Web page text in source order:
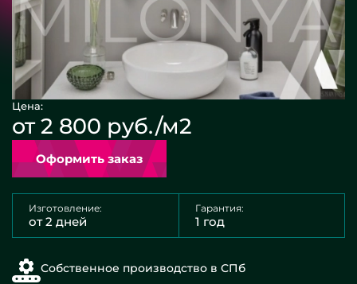
Цена:
от 2 800 руб./м2
Оформить заказ
Изготовление:
от 2 дней
Гарантия:
1 год
Собственное производство в СПб